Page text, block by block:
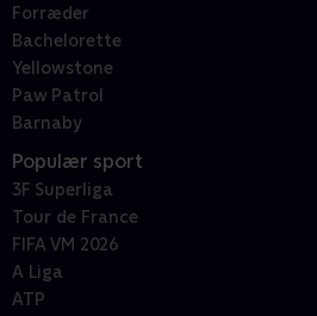
Forræder
Bachelorette
Yellowstone
Paw Patrol
Barnaby
Populær sport
3F Superliga
Tour de France
FIFA VM 2026
A Liga
ATP